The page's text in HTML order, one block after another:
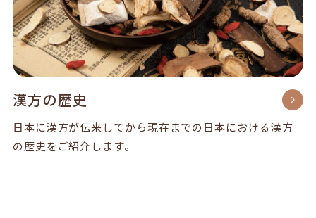
漢方の歴史
日本に漢方が伝来してから現在までの日本における漢方
の歴史をご紹介します。